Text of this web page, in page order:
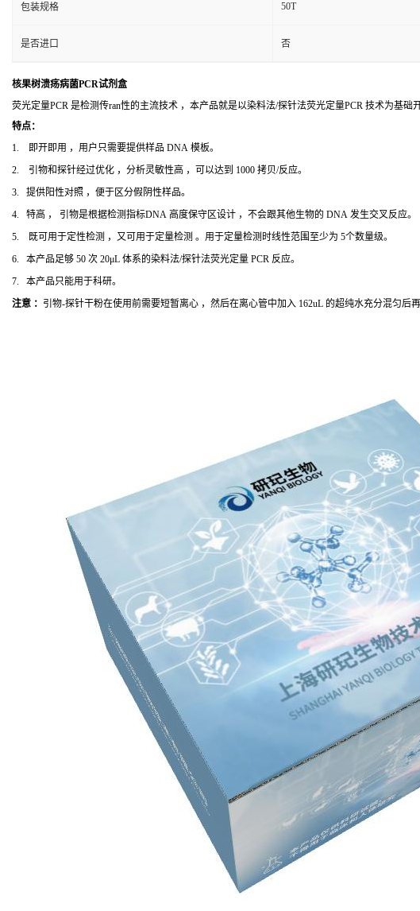
包装规格 50T
是否进口 否
核果树溃疡病菌PCR试剂盒
荧光定量PCR 是检测传ran性的主流技术 ，本产品就是以染料法/探针法荧光定量PCR 技术为基础
特点：
1. 即开即用 ，用户只需要提供样品 DNA 模板。
2. 引物和探针经过优化 ，分析灵敏性高 ，可以达到 1000 拷贝/反应。
3. 提供阳性对照 ，便于区分假阴性样品。
4. 特高 ， 引物是根据检测指标DNA 高度保守区设计 ，不会跟其他生物的 DNA 发生交叉反应。
5. 既可用于定性检测 ，又可用于定量检测 。用于定量检测时线性范围至少为 5个数量级。
6. 本产品足够 50 次 20μL 体系的染料法/探针法荧光定量 PCR 反应。
7. 本产品只能用于科研。
注意 ： 引物-探针干粉在使用前需要短暂离心 ，然后在离心管中加入 162uL 的超纯水充分混匀后